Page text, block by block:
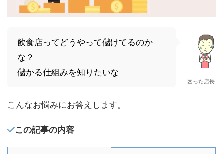
飲食店ってどうやって儲けてるのか
な？
儲かる仕組みを知りたいな
困った店長
こんなお悩みにお答えします。
この記事の内容